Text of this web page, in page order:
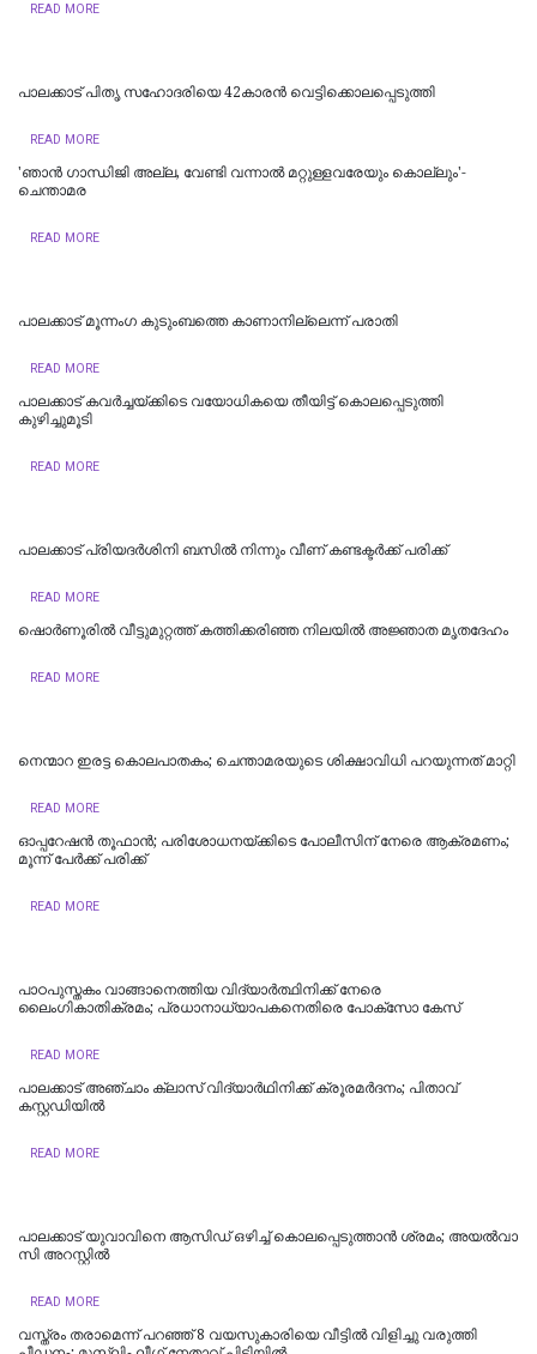
READ MORE
പാലക്കാട് പിതൃ സഹോദരിയെ 42കാരന്‍ വെട്ടിക്കൊലപ്പെടുത്തി
READ MORE
'ഞാൻ ഗാന്ധിജി അല്ല, വേണ്ടി വന്നാല്‍ മറ്റുള്ളവരേയും കൊല്ലും'-
ചെന്താമര
READ MORE
പാലക്കാട് മൂന്നം​ഗ കുടുംബത്തെ കാണാനില്ലെന്ന് പരാതി
READ MORE
പാലക്കാട് കവര്‍ച്ചയ്ക്കിടെ വയോധികയെ തീയിട്ട് കൊലപ്പെടുത്തി
കുഴിച്ചുമൂടി
READ MORE
പാലക്കാട് പ്രിയദര്‍ശിനി ബസില്‍ നിന്നും വീണ് കണ്ടക്ടര്‍ക്ക് പരിക്ക്
READ MORE
ഷൊര്‍ണൂരില്‍ വീട്ടുമുറ്റത്ത് കത്തിക്കരിഞ്ഞ നിലയില്‍ അജ്ഞാത മൃതദേഹം
READ MORE
നെന്മാറ ഇരട്ട കൊലപാതകം; ചെന്താമരയുടെ ശിക്ഷാവിധി പറയുന്നത് മാറ്റി
READ MORE
ഓപ്പറേഷൻ തൂഫാൻ; പരിശോധനയ്ക്കിടെ പോലീസിന് നേരെ ആക്രമണം;
മൂന്ന് പേര്‍ക്ക് പരിക്ക്
READ MORE
പാഠപുസ്തകം വാങ്ങാനെത്തിയ വിദ്യാർത്ഥിനിക്ക് നേരെ
ലൈംഗികാതിക്രമം; പ്രധാനാധ്യാപകനെതിരെ പോക്സോ കേസ്
READ MORE
പാലക്കാട് അഞ്ചാം ക്ലാസ് വിദ്യാർഥിനിക്ക് ക്രൂരമർദനം; പിതാവ്
കസ്റ്റഡിയിൽ
READ MORE
പാ​ല​ക്കാ​ട് യുവാവിനെ ആസിഡ് ഒഴിച്ച് കൊലപ്പെടുത്താൻ ശ്രമം; അ​യ​ൽ​വാ​
സി അറസ്റ്റിൽ
READ MORE
വസ്ത്രം തരാമെന്ന് പറഞ്ഞ് 8 വയസുകാരിയെ വീട്ടിൽ വിളിച്ചു വരുത്തി